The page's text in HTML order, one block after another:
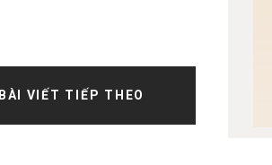
BÀI VIẾT TIẾP THEO